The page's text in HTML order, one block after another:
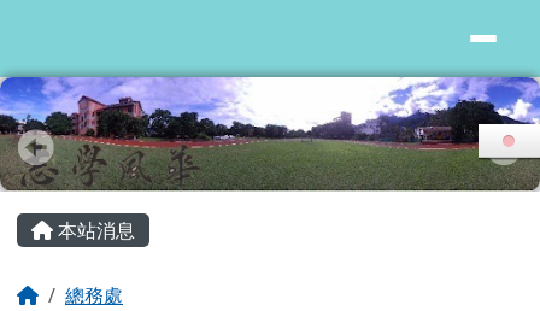
主內容區域
本站消息
回首頁總務處
頁尾區域